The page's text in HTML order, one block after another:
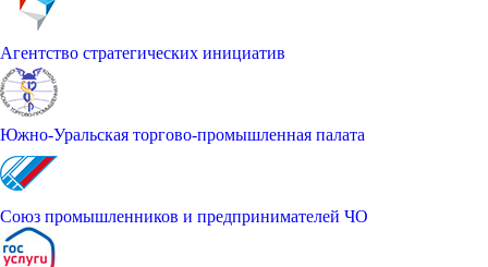
Агентство стратегических инициатив
Южно-Уральская торгово-промышленная палата
Союз промышленников и предпринимателей ЧО